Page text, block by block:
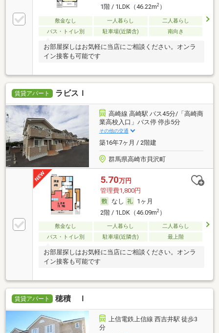
1階 / 1LDK（46.22m2）
敷金なし 一人暮らし
二人暮らし
バス・トイレ別
駐車場(近隣含) 南向き
お部屋探しはお気軽に当店にご相談ください。オンラ
イン接客も可能です
賃貸アパート ラビスＩ
高崎線 高崎駅 バス45分/「高崎商
業高校入口」バス停 停歩5分
その他の交通
築16年7ヶ月 / 2階建
群馬県高崎市貝沢町
5.70万円
管理費1,800円
なし
1ヶ月
2階 / 1LDK（46.09m2）
敷金なし 一人暮らし
二人暮らし
バス・トイレ別
駐車場(近隣含) 最上階
お部屋探しはお気軽に当店にご相談ください。オンラ
イン接客も可能です
賃貸アパート 穂積 Ｉ
上信電鉄上信線 西吉井駅 徒歩3
分